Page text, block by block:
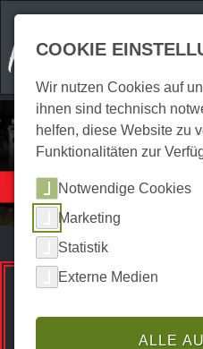
Einkaufen
Typisch Harz
Premium Spots
COOKIE
Wir nutzen Cookies auf
ihnen sind technisch
helfen, diese Website zu
Funktionalitäten zur
Notwendige Cookies
Marketing
Statistik
Externe Medien
ALLE